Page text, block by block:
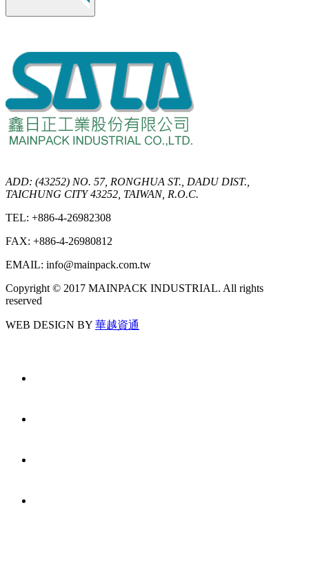
ADD: (43252) NO. 57, RONGHUA ST., DADU DIST.,
TAICHUNG CITY 43252, TAIWAN, R.O.C.
TEL: +886-4-26982308
FAX: +886-4-26980812
EMAIL: info@mainpack.com.tw
Copyright © 2017 MAINPACK INDUSTRIAL. All rights
reserved
WEB DESIGN BY 華越資通